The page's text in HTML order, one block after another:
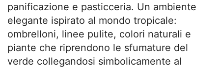
panificazione e pasticceria. Un ambiente
elegante ispirato al mondo tropicale:
ombrelloni, linee pulite, colori naturali e
piante che riprendono le sfumature del
verde collegandosi simbolicamente al